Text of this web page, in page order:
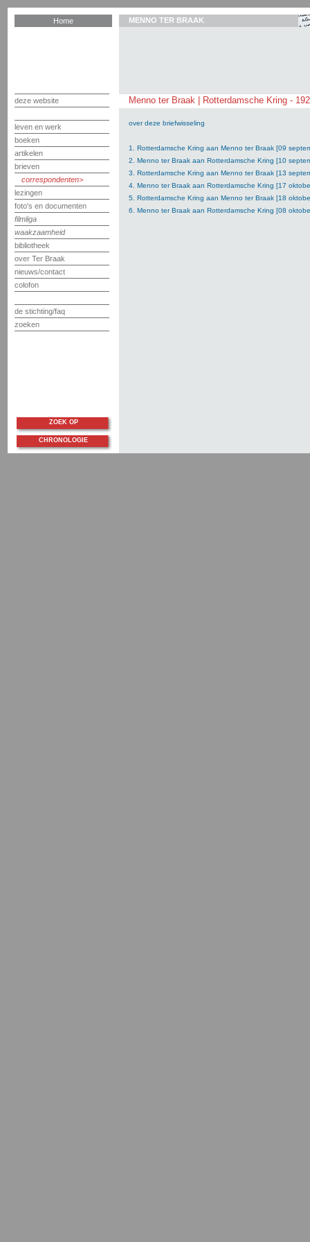
Home
deze website
leven en werk
boeken
artikelen
brieven
correspondenten
lezingen
foto's en documenten
filmliga
waakzaamheid
bibliotheek
over Ter Braak
nieuws/contact
colofon
de stichting/faq
zoeken
MENNO TER BRAAK
Menno ter Braak | Rotterdamsche Kring -
over deze briefwisseling
1. Rotterdamsche Kring aan Menno ter Braak [09
2. Menno ter Braak aan Rotterdamsche Kring [10
3. Rotterdamsche Kring aan Menno ter Braak [13
4. Menno ter Braak aan Rotterdamsche Kring [17
5. Rotterdamsche Kring aan Menno ter Braak [18
6. Menno ter Braak aan Rotterdamsche Kring [08
ZOEK OP
CHRONOLOGIE